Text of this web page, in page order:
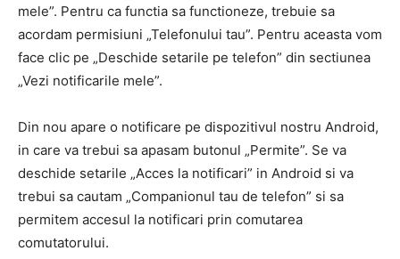
mele”. Pentru ca functia sa functioneze, trebuie sa
acordam permisiuni „Telefonului tau”. Pentru aceasta vom
face clic pe „Deschide setarile pe telefon” din sectiunea
„Vezi notificarile mele”.
Din nou apare o notificare pe dispozitivul nostru Android,
in care va trebui sa apasam butonul „Permite”. Se va
deschide setarile „Acces la notificari” in Android si va
trebui sa cautam „Companionul tau de telefon” si sa
permitem accesul la notificari prin comutarea
comutatorului.